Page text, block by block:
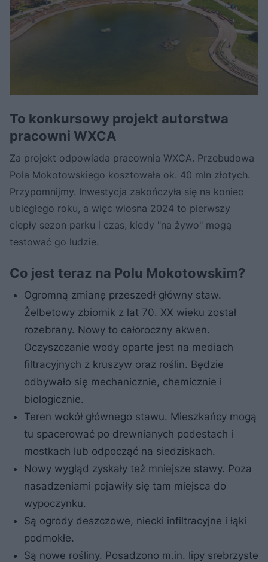
To konkursowy projekt autorstwa
pracowni WXCA
Za projekt odpowiada pracownia WXCA. Przebudowa
Pola Mokotowskiego kosztowała ok. 40 mln złotych.
Przypomnijmy. Inwestycja zakończyła się na koniec
ubiegłego roku, a więc wiosna 2024 to pierwszy
ciepły sezon parku i czas, kiedy "na żywo" mogą
testować go ludzie.
Co jest teraz na Polu Mokotowskim?
Ogromną zmianę przeszedł główny staw.
Żelbetowy zbiornik z lat 70. XX wieku został
rozebrany. Nowy to całoroczny akwen.
Oczyszczanie wody oparte jest na mediach
filtracyjnych z kruszyw oraz roślin. Będzie
odbywało się mechanicznie, chemicznie i
biologicznie.
Teren wokół głównego stawu. Mieszkańcy mogą
tu spacerować po drewnianych podestach i
mostkach lub odpocząć na siedziskach.
Nowy wygląd zyskały też mniejsze stawy. Poza
nasadzeniami pojawiły się tam miejsca do
wypoczynku.
Są ogrody deszczowe, niecki infiltracyjne i łąki
podmokłe.
Są nowe rośliny. Posadzono m.in. lipy srebrzyste